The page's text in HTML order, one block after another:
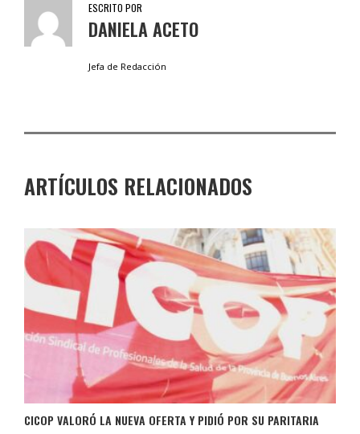
ESCRITO POR
DANIELA ACETO
Jefa de Redacción
ARTÍCULOS RELACIONADOS
CICOP VALORÓ LA NUEVA OFERTA Y PIDIÓ POR SU PARITARIA